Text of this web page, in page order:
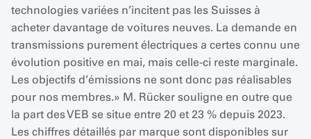
technologies variées n’incitent pas les Suisses à
acheter davantage de voitures neuves. La demande en
transmissions purement électriques a certes connu une
évolution positive en mai, mais celle-ci reste marginale.
Les objectifs d’émissions ne sont donc pas réalisables
pour nos membres.» M. Rücker souligne en outre que
la part des VEB se situe entre 20 et 23 % depuis 2023.
Les chiffres détaillés par marque sont disponibles sur